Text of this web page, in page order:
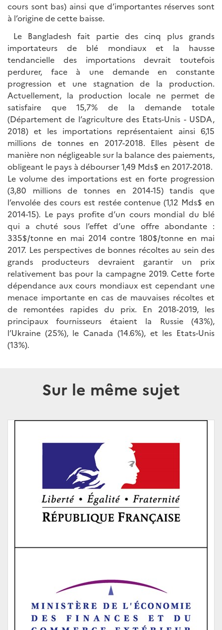
cours sont bas) ainsi que d’importantes réserves sont
à l’origine de cette baisse.
Le Bangladesh fait partie des cinq plus grands
importateurs de blé mondiaux et la hausse
tendancielle des importations devrait toutefois
perdurer, face à une demande en constante
progression et une stagnation de la production.
Actuellement, la production locale ne permet de
satisfaire que 15,7% de la demande totale
(Département de l’agriculture des Etats-Unis - USDA,
2018) et les importations représentaient ainsi 6,15
millions de tonnes en 2017-2018. Elles pèsent de
manière non négligeable sur la balance des paiements,
obligeant le pays à débourser 1,49 Mds$ en 2017-2018.
Le volume des importations est en forte progression
(3,80 millions de tonnes en 2014-15) tandis que
l’envolée des cours est restée contenue (1,12 Mds$ en
2014-15). Le pays profite d’un cours mondial du blé
qui a chuté sous l’effet d’une offre abondante :
335$/tonne en mai 2014 contre 180$/tonne en mai
2017. Les perspectives de bonnes récoltes au sein des
grands producteurs devraient garantir un prix
relativement bas pour la campagne 2019. Cette forte
dépendance aux cours mondiaux est cependant une
menace importante en cas de mauvaises récoltes et
de remontées rapides du prix. En 2018-2019, les
principaux fournisseurs étaient la Russie (43%),
l’Ukraine (25%), le Canada (14.6%), et les Etats-Unis
(13%).
Sur le même sujet